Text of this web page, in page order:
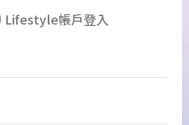
Lifestyle帳戶登入